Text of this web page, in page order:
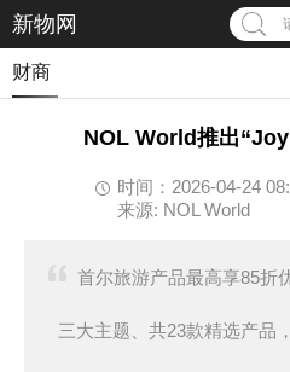
新物网
财商
NOL World推出
时间：2026-04-24
来源: NOL World
首尔旅游产品最高享85折
三大主题、共23款精选产品